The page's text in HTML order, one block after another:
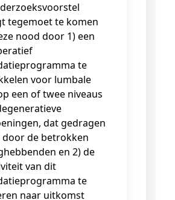
tegemoet te komen
nood door 1) een
te
voor lumbale
een of twee niveaus
dat gedragen
de betrokken
en 2) de
van dit
te
naar uitkomst